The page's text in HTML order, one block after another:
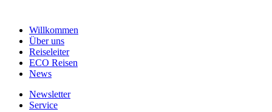
Willkommen
Über uns
Reiseleiter
ECO Reisen
News
Newsletter
Service